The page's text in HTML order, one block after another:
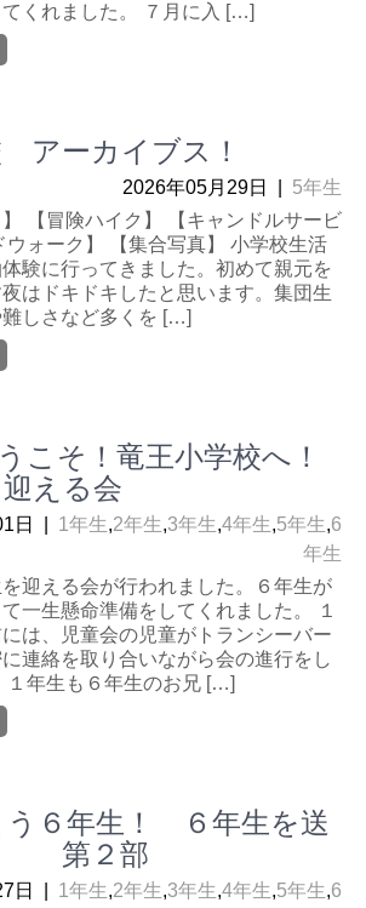
くれました。 ７月に入 […]
アーカイブス！
2026年05月29日
5年生
】 【冒険ハイク】 【キャンドルサービ
ウォーク】 【集合写真】 小学校生活
験に行ってきました。初めて親元を
はドキドキしたと思います。集団生
しさなど多くを […]
そ！竜王小学校へ！
迎える会
日 1年生,2年生,3年生,4年生,5年生,6
年生
迎える会が行われました。６年生が
一生懸命準備をしてくれました。 １
は、児童会の児童がトランシーバー
連絡を取り合いながら会の進行をし
１年生も６年生のお兄 […]
う６年生！ ６年生を送
２部
日 1年生,2年生,3年生,4年生,5年生,6